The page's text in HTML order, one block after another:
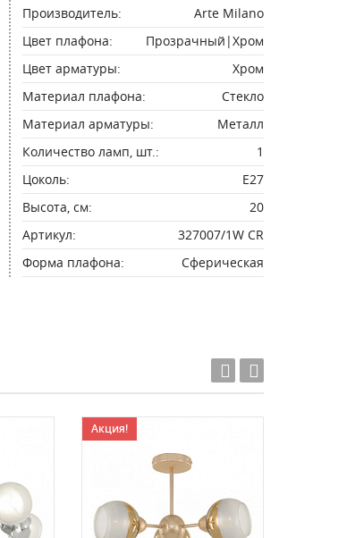
Производитель:
Arte Milano
Цвет плафона:
Прозрачный|Хром
Цвет арматуры:
Хром
Материал плафона:
Стекло
Материал арматуры:
Металл
Количество ламп, шт.:
1
Цоколь:
E27
Высота, см:
20
Артикул:
327007/1W CR
Форма плафона:
Сферическая
Акция!